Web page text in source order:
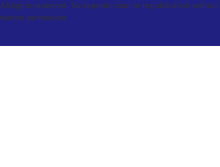
All rights reserved. No reproduction or republication without
written permission.